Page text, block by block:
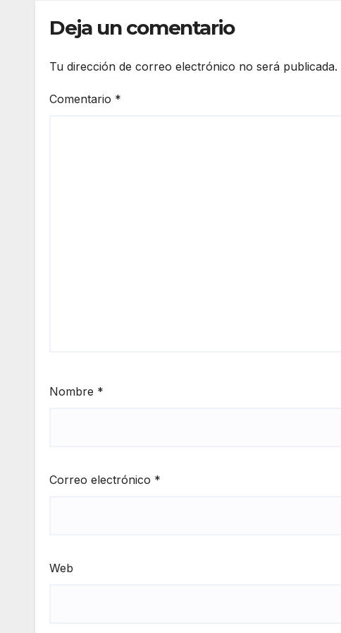
Deja un comentario
Tu dirección de correo electrónico no será publicada.
Comentario *
Nombre *
Correo electrónico *
Web